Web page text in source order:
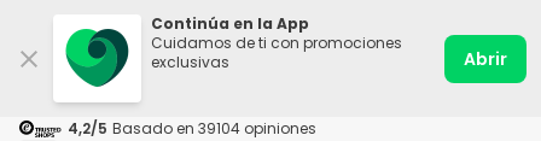
Continúa en la App
Cuidamos de ti con promociones
exclusivas
Abrir
4,2/5 Basado en 39104 opiniones